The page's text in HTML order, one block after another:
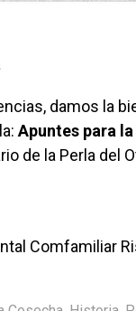
damos la
Apuntes para
de la Perla del
Comfamiliar